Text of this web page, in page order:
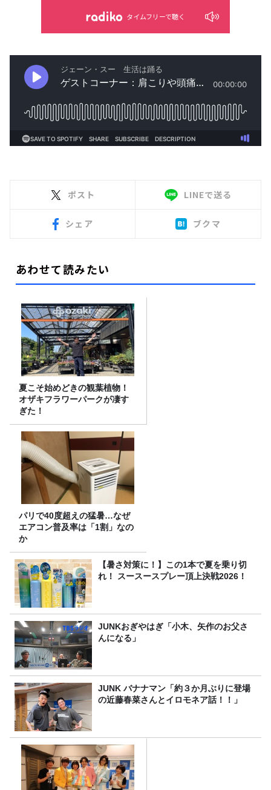
タイムフリーで聴く
ポスト LINEで送る
シェア ブクマ
あわせて読みたい
夏こそ始めどきの観葉植物！
オザキフラワーパークが凄す
ぎた！
パリで40度超えの猛暑…なぜ
エアコン普及率は「1割」なの
か
【暑さ対策に！】この1本で夏を乗り切
れ！ スースースプレー頂上決戦2026！
JUNKおぎやはぎ「小木、矢作のお父さ
んになる」
JUNK バナナマン「約３か月ぶりに登場
の近藤春菜さんとイロモネア話！！」